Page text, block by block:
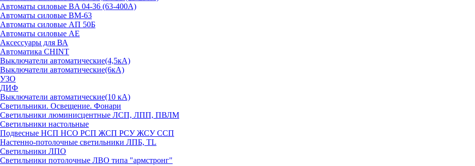
Автоматы силовые BA 04-36 (63-400А)
Автоматы силовые ВМ-63
Автоматы силовые АП 50Б
Автоматы силовые АЕ
Аксессуары для ВА
Автоматика CHINT
Выключатели автоматические(4,5кА)
Выключатели автоматические(6кА)
УЗО
ДИФ
Выключатели автоматические(10 кА)
Светильники. Освещение. Фонари
Светильники люминисцентные ЛСП, ЛПП, ПВЛМ
Светильники настольные
Подвесные НСП НСО РСП ЖСП РСУ ЖСУ ССП
Настенно-потолочные светильники ЛПБ, TL
Светильники ЛПО
Светильники потолочные ЛВО типа "армстронг"